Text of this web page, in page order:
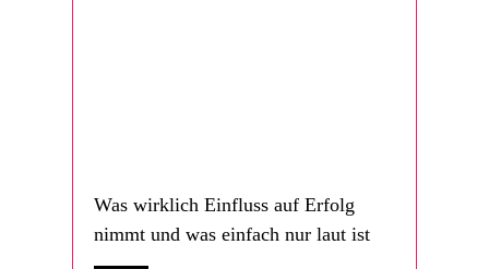
Was wirklich Einfluss auf Erfolg
nimmt und was einfach nur laut ist